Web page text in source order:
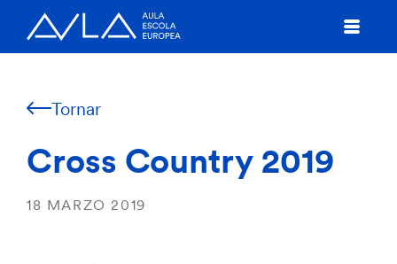
Tornar
Cross Country 2019
18 MARZO 2019